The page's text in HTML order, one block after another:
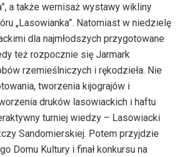
a także wernisaż wystawy wikliny
„Lasowianka”. Natomiast w niedzielę
dla najmłodszych przygotowane
też rozpocznie się Jarmark
rzemieślniczych i rękodzieła. Nie
tworzenia kijograjów i
druków lasowiackich i haftu
turniej wiedzy – Lasowiacki
Sandomierskiej. Potem przyjdzie
Domu Kultury i finał konkursu na